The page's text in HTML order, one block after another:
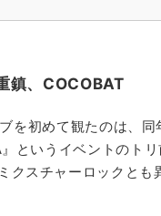
店長）インタビ
鎮、COCOBAT
を初めて観たのは、
というイベントのト
クスチャーロックと